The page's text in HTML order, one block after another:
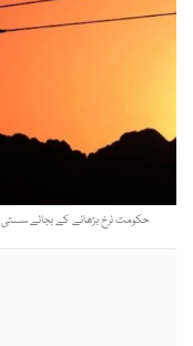
حکومت نرخ بڑھانے کے بجائے سستی